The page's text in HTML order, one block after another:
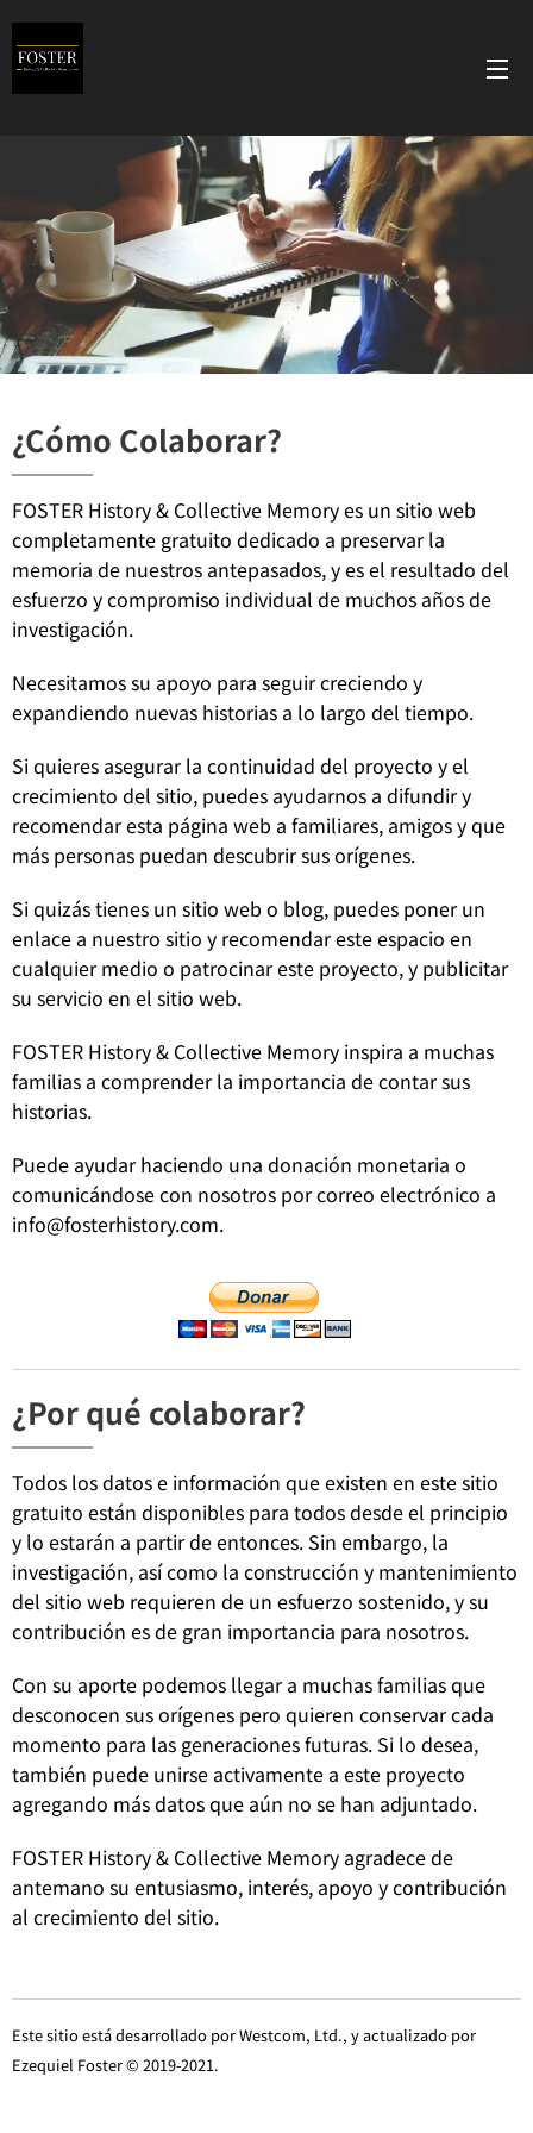
¿Cómo Colaborar?
FOSTER History & Collective Memory es un sitio web
completamente gratuito dedicado a preservar la
memoria de nuestros antepasados, y es el resultado del
esfuerzo y compromiso individual de muchos años de
investigación.
Necesitamos su apoyo para seguir creciendo y
expandiendo nuevas historias a lo largo del tiempo.
Si quieres asegurar la continuidad del proyecto y el
crecimiento del sitio, puedes ayudarnos a difundir y
recomendar esta página web a familiares, amigos y que
más personas puedan descubrir sus orígenes.
Si quizás tienes un sitio web o blog, puedes poner un
enlace a nuestro sitio y recomendar este espacio en
cualquier medio o patrocinar este proyecto, y publicitar
su servicio en el sitio web.
FOSTER History & Collective Memory inspira a muchas
familias a comprender la importancia de contar sus
historias.
Puede ayudar haciendo una donación monetaria o
comunicándose con nosotros por correo electrónico a
info@fosterhistory.com.
¿Por qué colaborar?
Todos los datos e información que existen en este sitio
gratuito están disponibles para todos desde el principio
y lo estarán a partir de entonces. Sin embargo, la
investigación, así como la construcción y mantenimiento
del sitio web requieren de un esfuerzo sostenido, y su
contribución es de gran importancia para nosotros.
Con su aporte podemos llegar a muchas familias que
desconocen sus orígenes pero quieren conservar cada
momento para las generaciones futuras. Si lo desea,
también puede unirse activamente a este proyecto
agregando más datos que aún no se han adjuntado.
FOSTER History & Collective Memory agradece de
antemano su entusiasmo, interés, apoyo y contribución
al crecimiento del sitio.
Este sitio está desarrollado por Westcom, Ltd., y actualizado por
Ezequiel Foster © 2019-2021.